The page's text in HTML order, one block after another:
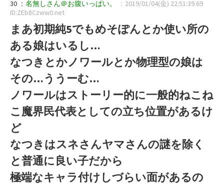
30 ： 名無しさん＠お腹いっぱい。
：2019/01/04(金) 22:51:39.69
ID:ZEb8Czww0.net
まあ初期純5でもめそぽんとか使い所の
ある娘はいるし…
なつきとかノワールとか物理型の娘は
その…ううーむ…
ノワールはストーリー的に一般的ねこね
こ魔界民代表としての立ち位置があるけ
ど
なつきはスネさんヤマさんの謎を除く
と普通に良い子だから
極端なキャラ付けしづらい面があるの